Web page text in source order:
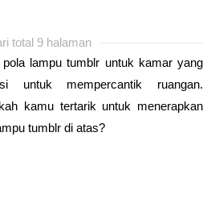
total 9 halaman
lampu tumblr untuk kamar yang
untuk mempercantik ruangan.
kamu tertarik untuk menerapkan
tumblr di atas?